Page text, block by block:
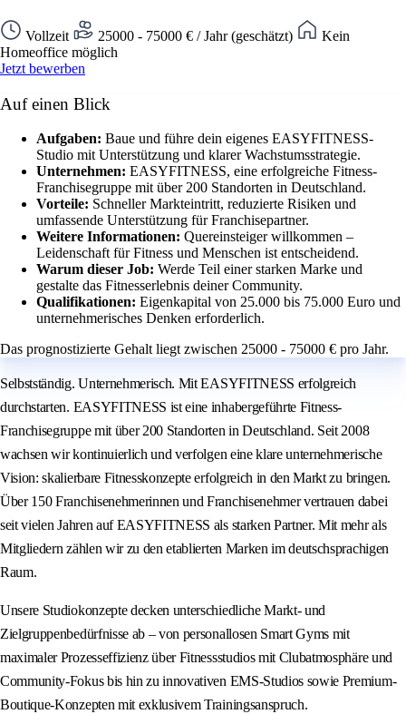
Vollzeit 25000 - 75000 € / Jahr (geschätzt)
Kein
Homeoffice möglich
Jetzt bewerben
Auf einen Blick
Aufgaben: Baue und führe dein eigenes EASYFITNESS-
Studio mit Unterstützung und klarer Wachstumsstrategie.
Unternehmen: EASYFITNESS, eine erfolgreiche Fitness-
Franchisegruppe mit über 200 Standorten in Deutschland.
Vorteile: Schneller Markteintritt, reduzierte Risiken und
umfassende Unterstützung für Franchisepartner.
Weitere Informationen: Quereinsteiger willkommen –
Leidenschaft für Fitness und Menschen ist entscheidend.
Warum dieser Job: Werde Teil einer starken Marke und
gestalte das Fitnesserlebnis deiner Community.
Qualifikationen: Eigenkapital von 25.000 bis 75.000 Euro und
unternehmerisches Denken erforderlich.
Das prognostizierte Gehalt liegt zwischen 25000 - 75000 € pro Jahr.
Selbstständig. Unternehmerisch. Mit EASYFITNESS erfolgreich
durchstarten. EASYFITNESS ist eine inhabergeführte Fitness-
Franchisegruppe mit über 200 Standorten in Deutschland. Seit 2008
wachsen wir kontinuierlich und verfolgen eine klare unternehmerische
Vision: skalierbare Fitnesskonzepte erfolgreich in den Markt zu bringen.
Über 150 Franchisenehmerinnen und Franchisenehmer vertrauen dabei
seit vielen Jahren auf EASYFITNESS als starken Partner. Mit mehr als
Mitgliedern zählen wir zu den etablierten Marken im deutschsprachigen
Raum.
Unsere Studiokonzepte decken unterschiedliche Markt- und
Zielgruppenbedürfnisse ab – von personallosen Smart Gyms mit
maximaler Prozesseffizienz über Fitnessstudios mit Clubatmosphäre und
Community-Fokus bis hin zu innovativen EMS-Studios sowie Premium-
Boutique-Konzepten mit exklusivem Trainingsanspruch.